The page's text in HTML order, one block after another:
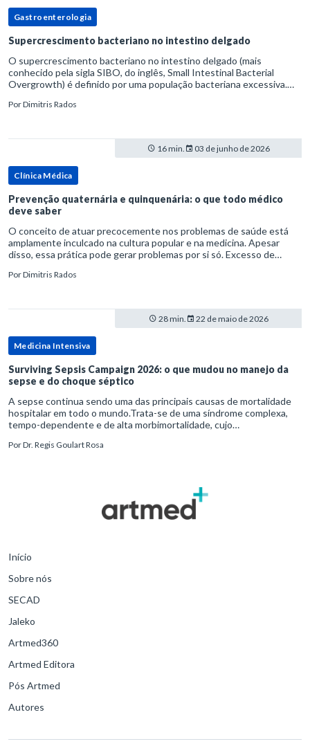
Gastroenterologia
Supercrescimento bacteriano no intestino delgado
O supercrescimento bacteriano no intestino delgado (mais
conhecido pela sigla SIBO, do inglês, Small Intestinal Bacterial
Overgrowth) é definido por uma população bacteriana excessiva.
PorDimitris Rados
16 min. 03 de junho de 2026
Clínica Médica
Prevenção quaternária e quinquenária: o que todo médico
deve saber
O conceito de atuar precocemente nos problemas de saúde está
amplamente inculcado na cultura popular e na medicina. Apesar
disso, essa prática pode gerar problemas por si só. Excesso de
PorDimitris Rados
28 min. 22 de maio de 2026
Medicina Intensiva
Surviving Sepsis Campaign 2026: o que mudou no manejo da
sepse e do choque séptico
A sepse continua sendo uma das principais causas de mortalidade
hospitalar em todo o mundo.Trata-se de uma síndrome complexa,
tempo-dependente e de alta morbimortalidade, cujo
para o desfe
PorDr. Regis Goulart Rosa
Início
Sobre nós
SECAD
Jaleko
Artmed360
Artmed Editora
Pós Artmed
Autores